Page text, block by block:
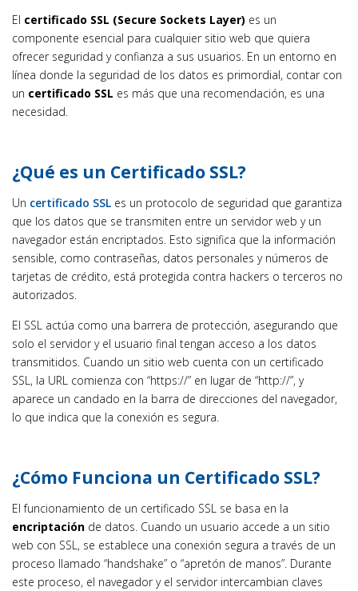
El certificado SSL (Secure Sockets Layer) es un
componente esencial para cualquier sitio web que quiera
ofrecer seguridad y confianza a sus usuarios. En un entorno en
línea donde la seguridad de los datos es primordial, contar con
un certificado SSL es más que una recomendación, es una
necesidad.
¿Qué es un Certificado SSL?
Un certificado SSL es un protocolo de seguridad que garantiza
que los datos que se transmiten entre un servidor web y un
navegador están encriptados. Esto significa que la información
sensible, como contraseñas, datos personales y números de
tarjetas de crédito, está protegida contra hackers o terceros no
autorizados.
El SSL actúa como una barrera de protección, asegurando que
solo el servidor y el usuario final tengan acceso a los datos
transmitidos. Cuando un sitio web cuenta con un certificado
SSL, la URL comienza con “https://” en lugar de “http://”, y
aparece un candado en la barra de direcciones del navegador,
lo que indica que la conexión es segura.
¿Cómo Funciona un Certificado SSL?
El funcionamiento de un certificado SSL se basa en la
encriptación de datos. Cuando un usuario accede a un sitio
web con SSL, se establece una conexión segura a través de un
proceso llamado “handshake” o “apretón de manos”. Durante
este proceso, el navegador y el servidor intercambian claves